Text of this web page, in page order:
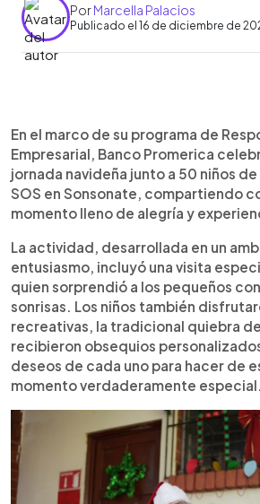
PorMarcella Palacios
Publicado el 16 de diciembre de
Escuchar artículo
Banco Promerica celebró una
con 50 niños de Aldeas Infantiles
Sonsonate, compartiendo
junto a Santa Claus, piñatas,
y regalos personalizados. La
el apoyo de colaboradores del
participaron como voluntarios y
obsequios. Además, la entidad
campaña “25 Razones para
descuentos exclusivos y una
por cada compra con tarjeta VISA,
Aldeas Infantiles SOS. También
recolección de juguetes para
comunidades atendidas por el
Fortalecimiento Familiar de la
En el marco de su programa de
Empresarial, Banco Promerica
jornada navideña junto a 50 niños
SOS en Sonsonate, compartiendo
momento lleno de alegría y
La actividad, desarrollada en un
entusiasmo, incluyó una visita
quien sorprendió a los pequeños
sonrisas. Los niños también
recreativas, la tradicional quiebra
recibieron obsequios
deseos de cada uno para hacer de
momento verdaderamente especial.